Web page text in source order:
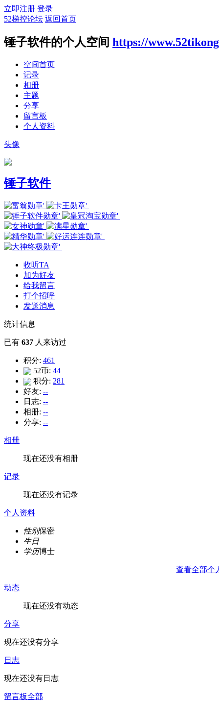
立即注册 登录
52梯控论坛 返回首页
锤子软件的个人空间 https://
空间首页
记录
相册
主题
分享
留言板
个人资料
头像
锤子软件
收听TA
加为好友
给我留言
打个招呼
发送消息
统计信息
已有 637 人来访过
积分: 461
52币: 44
积分: 281
好友: --
日志: --
相册: --
分享: --
相册
现在还没有相册
记录
现在还没有记录
个人资料
性别保密
生日
学历博士
查看全部个
动态
现在还没有动态
分享
现在还没有分享
日志
现在还没有日志
留言板全部